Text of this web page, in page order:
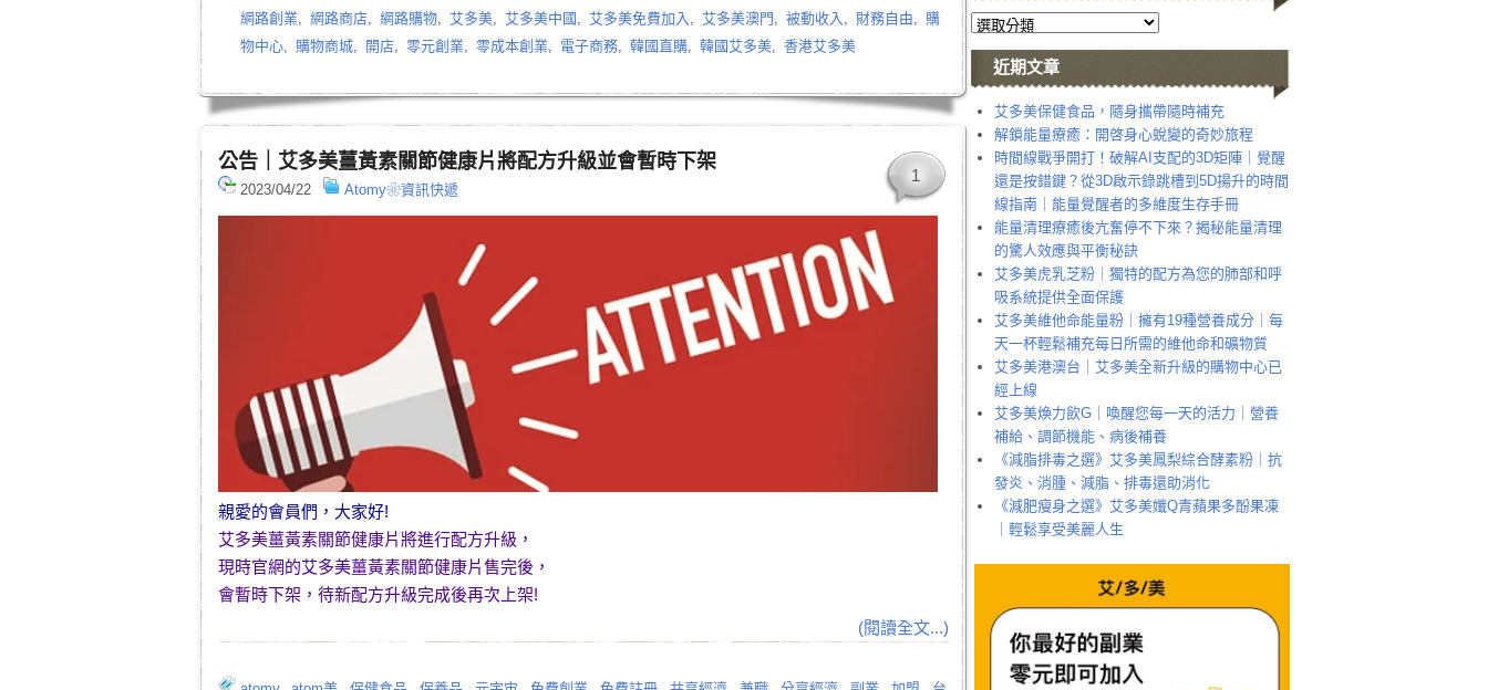
網路創業, 網路商店, 網路購物, 艾多美, 艾多美中國 , 艾多美免費加入 , 艾多美澳門 , 被動收入 , 財務自由, 購
物中心, 購物商城, 開店, 零元創業, 零成本創業, 電子商務, 韓國直購, 韓國艾多美, 香港艾多美
公告｜艾多美薑黃素關節健康片將配方升級並會暫時下架
2023/04/22 Atomy❀資訊快遞
1
親愛的會員們，大家好!
艾多美薑黃素關節健康片將進行配方升級，
現時官網的艾多美薑黃素關節健康片售完後，
會暫時下架，待新配方升級完成後再次上架!
(閱讀全文...)
文
章
類
近期文章
艾多美保健食品，隨身攜帶隨時補充
解鎖能量療癒：開啓身心蛻變的奇妙旅程
時間線戰爭開打！破解AI支配的3D矩陣｜覺醒
還是按錯鍵？從3D啟示錄跳槽到5D揚升的時間
線指南｜能量覺醒者的多維度生存手冊
能量清理療癒後亢奮停不下來？揭秘能量清理
的驚人效應與平衡秘訣
艾多美虎乳芝粉｜獨特的配方為您的肺部和呼
吸系統提供全面保護
艾多美維他命能量粉｜擁有19種營養成分｜每
天一杯輕鬆補充每日所需的維他命和礦物質
艾多美港澳台｜艾多美全新升級的購物中心已
經上線
艾多美煥力飲G｜喚醒您每一天的活力｜營養
補給、調節機能、病後補養
《減脂排毒之選》艾多美鳳梨綜合酵素粉｜抗
發炎、消腫、減脂、排毒還助消化
《減肥瘦身之選》艾多美孅Q青蘋果多酚果凍
｜輕鬆享受美麗人生